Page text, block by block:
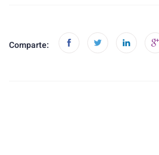
Comparte: